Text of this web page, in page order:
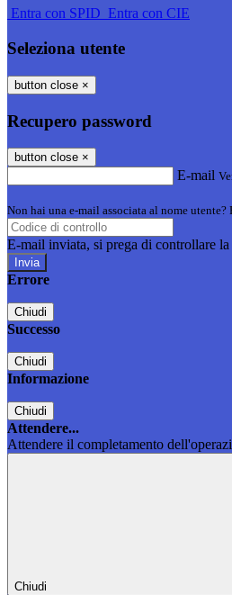
Entra con SPID Entra con CIE
Seleziona utente
button close ×
Recupero password
button close ×
E-mail
Non hai una e-mail associata al nome
E-mail inviata, si prega di controllare
Errore
Chiudi
Successo
Chiudi
Informazione
Chiudi
Attendere...
Attendere il completamento
Chiudi